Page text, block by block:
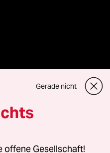
GmbH
Fragen oder für Genehmigungen
Gerade nicht
offene Gesellschaft!